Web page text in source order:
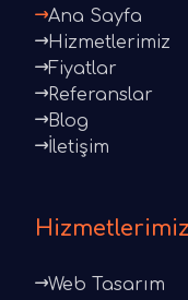
Ana Sayfa
Hizmetlerimiz
Fiyatlar
Referanslar
Blog
İletişim
Hizmetlerimiz
Web Tasarım